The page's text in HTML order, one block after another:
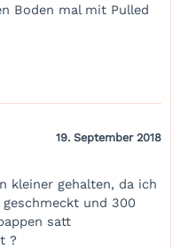
Boden mal mit Pulled
19. September 2018
kleiner gehalten, da ich
und 300
satt
?